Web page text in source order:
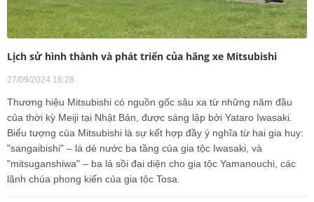
Lịch sử hình thành và phát triển của hãng xe Mitsubishi
27/09/2024 16:28
Thương hiệu Mitsubishi có nguồn gốc sâu xa từ những năm đầu
của thời kỳ Meiji tại Nhật Bản, được sáng lập bởi Yataro Iwasaki.
Biểu tượng của Mitsubishi là sự kết hợp đầy ý nghĩa từ hai gia huy:
"sangaibishi" – lá dẻ nước ba tầng của gia tộc Iwasaki, và
"mitsuganshiwa" – ba lá sồi đại diện cho gia tộc Yamanouchi, các
lãnh chúa phong kiến của gia tộc Tosa.